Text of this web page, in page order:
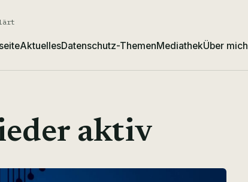
AktuellesDatenschutz-ThemenMediathekÜber mich
aktiv